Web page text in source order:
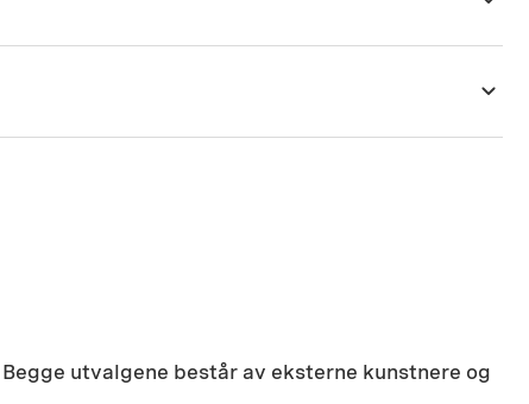
utvalgene består av eksterne kunstnere og